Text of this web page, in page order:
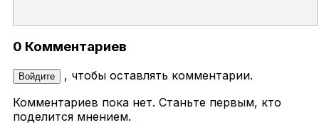
0 Комментариев
Войдите
, чтобы оставлять комментарии.
Комментариев пока нет. Станьте первым, кто
поделится мнением.